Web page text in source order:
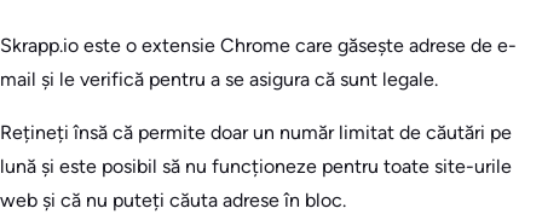
Skrapp.io este o extensie Chrome care găsește adrese de e-
mail și le verifică pentru a se asigura că sunt legale.
Rețineți însă că permite doar un număr limitat de căutări pe
lună și este posibil să nu funcționeze pentru toate site-urile
web și că nu puteți căuta adrese în bloc.